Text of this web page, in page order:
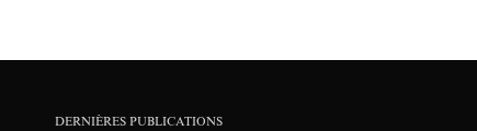
DERNIÈRES PUBLICATIONS